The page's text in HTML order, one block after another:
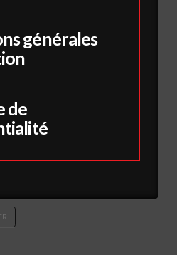
générales
de